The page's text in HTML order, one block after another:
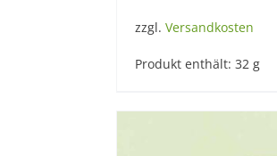
zzgl. Versandkosten
Produkt enthält: 32 g